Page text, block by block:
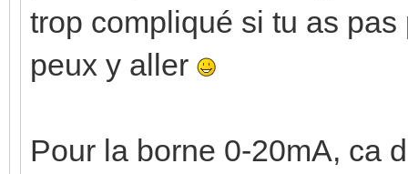
trop compliqué si tu as
peux y aller
Pour la borne 0-20mA, ca